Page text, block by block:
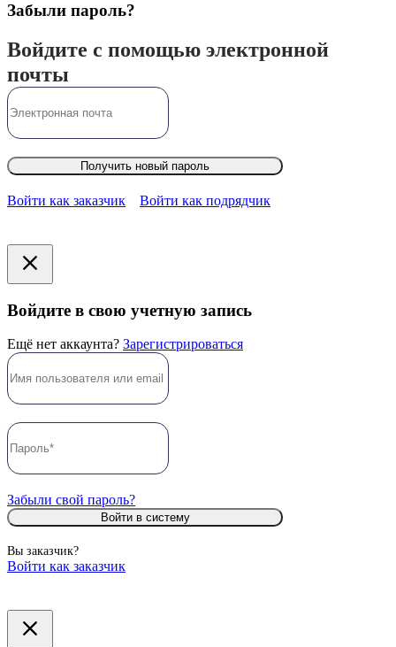
Забыли пароль?
Войдите с помощью электронной
почты
Получить новый пароль
Войти как заказчик Войти как подрядчик
Войдите в свою учетную запись
Ещё нет аккаунта? Зарегистрироваться
Забыли свой пароль?
Войти в систему
Вы заказчик?
Войти как заказчик